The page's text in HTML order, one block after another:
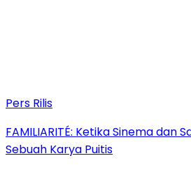
Pers Rilis
FAMILIARITÉ: Ketika Sinema dan
Sebuah Karya Puitis